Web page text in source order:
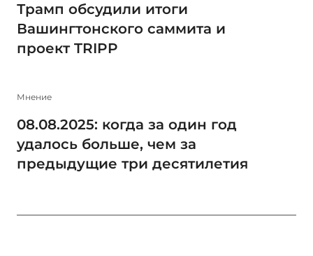
Трамп обсудили итоги
Вашингтонского саммита и
проект TRIPP
Мнение
08.08.2025: когда за один год
удалось больше, чем за
предыдущие три десятилетия